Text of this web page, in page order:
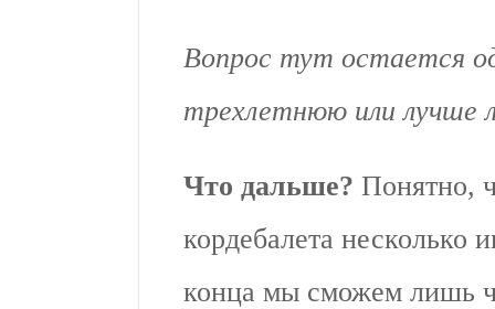
Вопрос тут остается
трехлетнюю или лучше
Что дальше? Понятно,
кордебалета несколько
конца мы сможем лишь